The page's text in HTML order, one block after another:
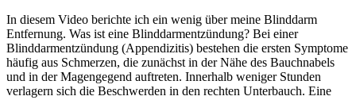
In diesem Video berichte ich ein wenig über meine Blinddarm
Entfernung. Was ist eine Blinddarmentzündung? Bei einer
Blinddarmentzündung (Appendizitis) bestehen die ersten Symptome
häufig aus Schmerzen, die zunächst in der Nähe des Bauchnabels
und in der Magengegend auftreten. Innerhalb weniger Stunden
verlagern sich die Beschwerden in den rechten Unterbauch. Eine